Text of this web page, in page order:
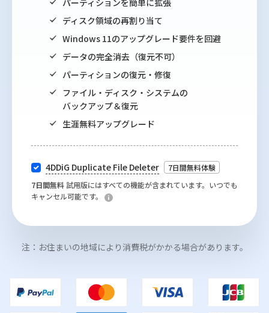
ディスク領域の再割り当て
Windows 11のアップグレード要件を回避
データの完全消去（復元不可）
パーティションの復元・修復
ファイル・ディスク・システムの
バックアップ＆復元
生涯無料アップグレード
4DDiG Duplicate File Deleter
7日間無料体験
7日間無料試用版にはすべての機能が含まれています。いつでも
キャンセル可能です。
注：お住まいの地域により消費税がかかる場合があります。